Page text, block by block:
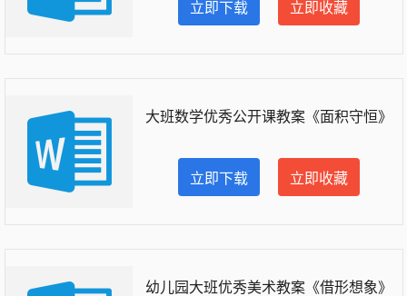
立即下载 立即收藏
大班数学优秀公开课教案《面积守恒》
立即下载 立即收藏
幼儿园大班优秀美术教案《借形想象》